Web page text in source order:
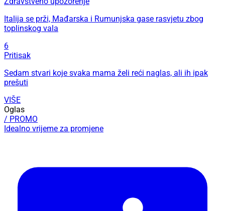
Italija se prži, Mađarska i Rumunjska gase rasvjetu zbog
toplinskog vala
6
Pritisak
Sedam stvari koje svaka mama želi reći naglas, ali ih ipak
prešuti
VIŠE
Oglas
/ PROMO
Idealno vrijeme za promjene